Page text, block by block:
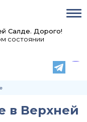
Салде. Дорого!
состоянии
в Верхней